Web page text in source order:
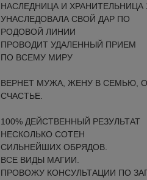
НАСЛЕДНИЦА И ХРАНИТЕЛЬНИЦА
УНАСЛЕДОВАЛА СВОЙ ДАР ПО
РОДОВОЙ ЛИНИИ
ПРОВОДИТ УДАЛЕННЫЙ ПРИЕМ
ПО ВСЕМУ МИРУ
ВЕРНЕТ МУЖА, ЖЕНУ В СЕМЬЮ,
СЧАСТЬЕ.
100% ДЕЙСТВЕННЫЙ РЕЗУЛЬТАТ
НЕСКОЛЬКО СОТЕН
СИЛЬНЕЙШИХ ОБРЯДОВ.
ВСЕ ВИДЫ МАГИИ.
ПРОВОЖУ КОНСУЛЬТАЦИИ ПО